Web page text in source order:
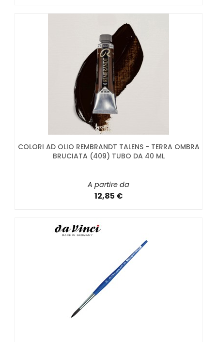
COLORI AD OLIO REMBRANDT TALENS - TERRA OMBRA
BRUCIATA (409) TUBO DA 40 ML
A partire da
12,85 €